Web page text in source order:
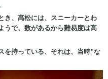
き、高松には、スニーカーとわ
うで、数があるから難易度は高
を持っている、それは、当時"な